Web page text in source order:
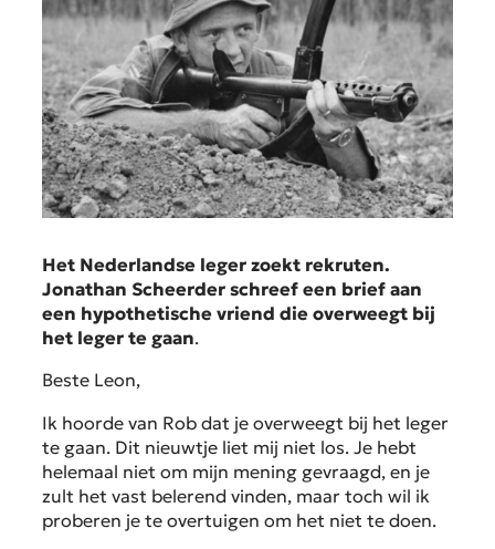
Het Nederlandse leger zoekt rekruten.
Jonathan Scheerder schreef een brief aan
een hypothetische vriend die overweegt bij
het leger te gaan.
Beste Leon,
Ik hoorde van Rob dat je overweegt bij het leger
te gaan. Dit nieuwtje liet mij niet los. Je hebt
helemaal niet om mijn mening gevraagd, en je
zult het vast belerend vinden, maar toch wil ik
proberen je te overtuigen om het niet te doen.